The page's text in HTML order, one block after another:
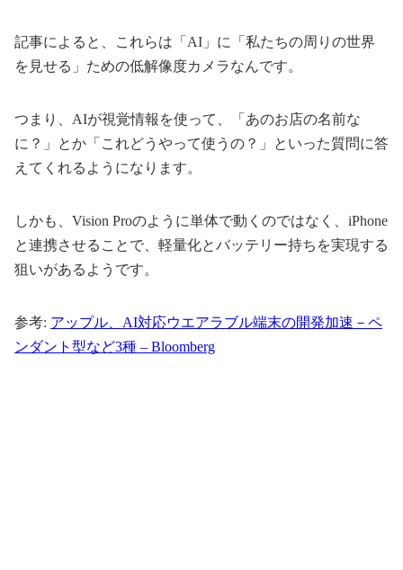
記事によると、これらは「AI」に「私たちの周りの世界
を見せる」ための低解像度カメラなんです。
つまり、AIが視覚情報を使って、「あのお店の名前な
に？」とか「これどうやって使うの？」といった質問に答
えてくれるようになります。
しかも、Vision Proのように単体で動くのではなく、iPhone
と連携させることで、軽量化とバッテリー持ちを実現する
狙いがあるようです。
参考: アップル、AI対応ウエアラブル端末の開発加速－ペ
ンダント型など3種 – Bloomberg